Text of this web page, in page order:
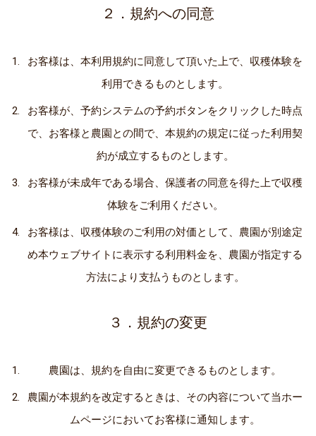
２．規約への同意
お客様は、本利用規約に同意して頂いた上で、収穫体験を
利用できるものとします。
お客様が、予約システムの予約ボタンをクリックした時点
で、お客様と農園との間で、本規約の規定に従った利用契
約が成立するものとします。
お客様が未成年である場合、保護者の同意を得た上で収穫
体験をご利用ください。
お客様は、収穫体験のご利用の対価として、農園が別途定
め本ウェブサイトに表示する利用料金を、農園が指定する
方法により支払うものとします。
３．規約の変更
農園は、規約を自由に変更できるものとします。
農園が本規約を改定するときは、その内容について当ホー
ムページにおいてお客様に通知します。